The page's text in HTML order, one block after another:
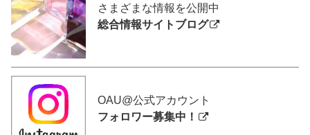
さまざまな情報を公開中
総合情報サイトブログ
OAU@公式アカウント
フォロワー募集中！